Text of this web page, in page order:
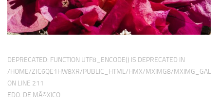
DEPRECATED: FUNCTION UTF8_ENCODE() IS DEPRECATED IN
/HOME/ZJC6QE1HW8XR/PUBLIC_HTML/HMX/MXIMG8/
ON LINE 211
EDO. DE MÃ©XICO